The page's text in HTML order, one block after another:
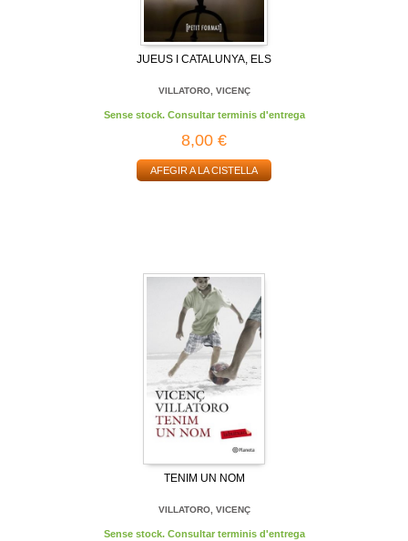
JUEUS I CATALUNYA, ELS
VILLATORO, VICENÇ
Sense stock. Consultar terminis d'entrega
8,00 €
AFEGIR A LA CISTELLA
TENIM UN NOM
VILLATORO, VICENÇ
Sense stock. Consultar terminis d'entrega